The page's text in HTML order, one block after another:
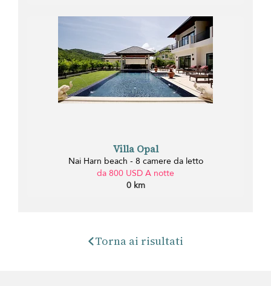
Villa Opal
Nai Harn beach - 8 camere da letto
da 800 USD A notte
0 km
Torna ai risultati